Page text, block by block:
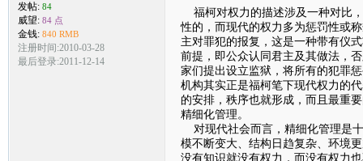
发帖: 84
威望: 84 点
金钱: 840 RMB
注册时间:2010-03-28
最后登录:2011-12-14
福柯对权力的描述涉及一种对比
性的，而现代的权力多为惩罚性或
主对罪犯的报复，这是一种带有仪
前提，即公众认同君主及其做法，
家们提出设立监狱，将所有的犯罪
机构其实正是福柯笔下现代权力的
的安排，秩序也就形成，而且最重
精细化管理。
对现代社会而言，精细化管理是
模不断变大、结构日趋复杂、环境
没有知识就没有权力，而没有权力